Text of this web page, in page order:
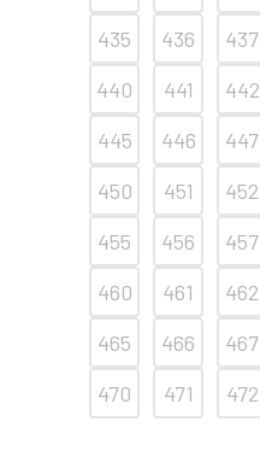
435
436 437
440
441 442
445
446 447
450
451 452
455
456 457
460
461 462
465
466 467
470
471 472